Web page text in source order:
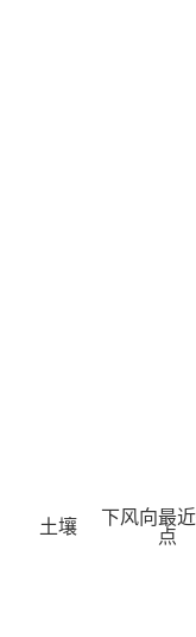
土壤
下风向最
点